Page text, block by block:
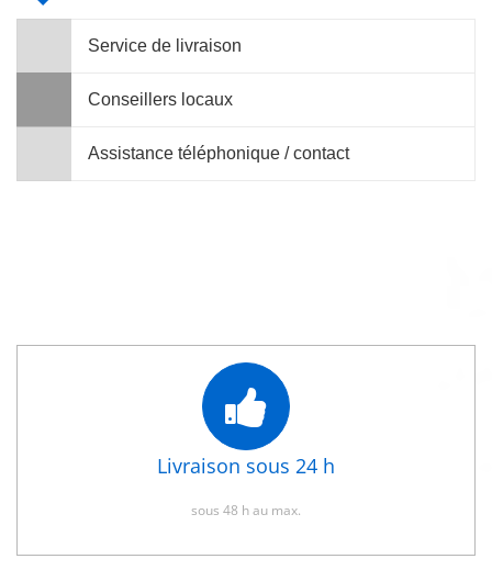
Service de livraison
Conseillers locaux
Assistance téléphonique / contact
Livraison sous 24 h
sous 48 h au max.